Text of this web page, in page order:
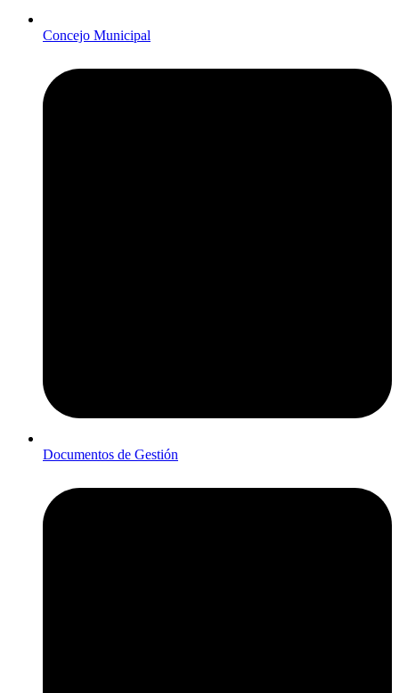
Concejo Municipal
Documentos de Gestión